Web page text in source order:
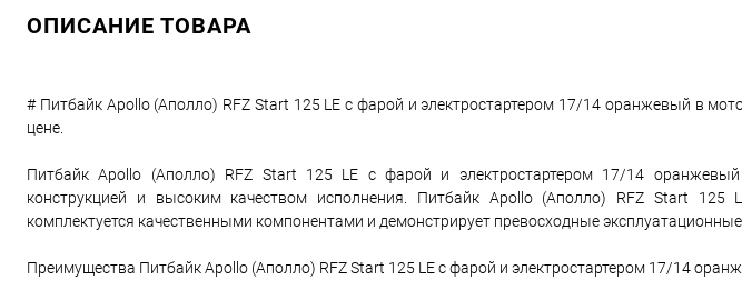
ОПИСАНИЕ ТОВАРА
# Питбайк Apollo (Аполло) RFZ Start 125 LE с фарой и электростартером 17/14 оранжевый в
цене.
Питбайк Apollo (Аполло) RFZ Start 125 LE с фарой и электростартером 17/14
конструкцией и высоким качеством исполнения. Питбайк Apollo (Аполло) RFZ Start
комплектуется качественными компонентами и демонстрирует превосходные эксплуатационные
Преимущества Питбайк Apollo (Аполло) RFZ Start 125 LE с фарой и электростартером 17/14